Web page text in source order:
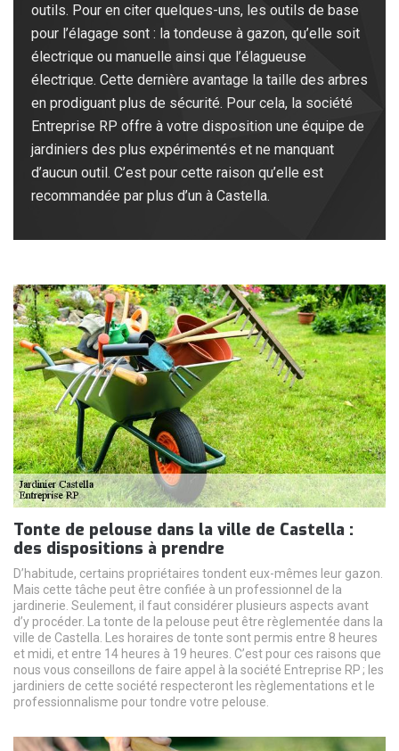
outils. Pour en citer quelques-uns, les outils de base
pour l’élagage sont : la tondeuse à gazon, qu’elle soit
électrique ou manuelle ainsi que l’élagueuse
électrique. Cette dernière avantage la taille des arbres
en prodiguant plus de sécurité. Pour cela, la société
Entreprise RP offre à votre disposition une équipe de
jardiniers des plus expérimentés et ne manquant
d’aucun outil. C’est pour cette raison qu’elle est
recommandée par plus d’un à Castella.
Tonte de pelouse dans la ville de Castella :
des dispositions à prendre
D’habitude, certains propriétaires tondent eux-mêmes leur gazon.
Mais cette tâche peut être confiée à un professionnel de la
jardinerie. Seulement, il faut considérer plusieurs aspects avant
d’y procéder. La tonte de la pelouse peut être règlementée dans la
ville de Castella. Les horaires de tonte sont permis entre 8 heures
et midi, et entre 14 heures à 19 heures. C’est pour ces raisons que
nous vous conseillons de faire appel à la société Entreprise RP ; les
jardiniers de cette société respecteront les règlementations et le
professionnalisme pour tondre votre pelouse.